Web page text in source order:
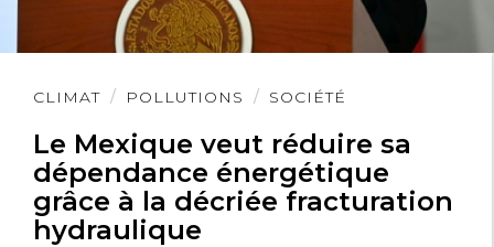
CLIMAT POLLUTIONS SOCIÉTÉ
Le Mexique veut réduire sa
dépendance énergétique
grâce à la décriée fracturation
hydraulique
Lire